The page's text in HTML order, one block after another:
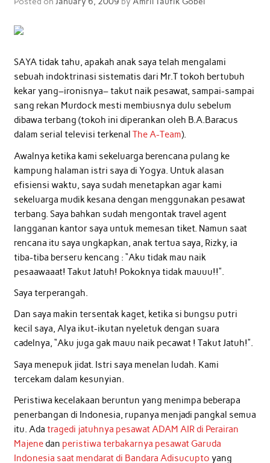
SAYA tidak tahu, apakah anak saya telah mengalami
sebuah indoktrinasi sistematis dari Mr.T tokoh bertubuh
kekar yang–ironisnya– takut naik pesawat, sampai-sampai
sang rekan Murdock mesti membiusnya dulu sebelum
dibawa terbang (tokoh ini diperankan oleh B.A.Baracus
dalam serial televisi terkenal The A-Team).
Awalnya ketika kami sekeluarga berencana pulang ke
kampung halaman istri saya di Yogya. Untuk alasan
efisiensi waktu, saya sudah menetapkan agar kami
sekeluarga mudik kesana dengan menggunakan pesawat
terbang. Saya bahkan sudah mengontak travel agent
langganan kantor saya untuk memesan tiket. Namun saat
rencana itu saya ungkapkan, anak tertua saya, Rizky, ia
tiba-tiba berseru kencang : “Aku tidak mau naik
pesaawaaat! Takut Jatuh! Pokoknya tidak mauuu!!”.
Saya terperangah.
Dan saya makin tersentak kaget, ketika si bungsu putri
kecil saya, Alya ikut-ikutan nyeletuk dengan suara
cadelnya, “Aku juga gak mauu naik pecawat ! Takut Jatuh!”.
Saya menepuk jidat. Istri saya menelan ludah. Kami
tercekam dalam kesunyian.
Peristiwa kecelakaan beruntun yang menimpa beberapa
penerbangan di Indonesia, rupanya menjadi pangkal semua
itu. Ada tragedi jatuhnya pesawat ADAM AIR di Perairan
Majenedan peristiwa terbakarnya pesawat Garuda
Indonesia saat mendarat di Bandara Adisucupto yang